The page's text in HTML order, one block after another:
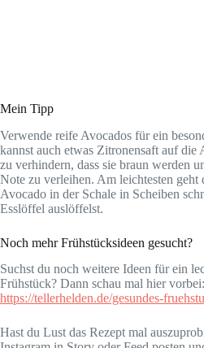
Mein Tipp
Verwende reife Avocados für ein
kannst auch etwas Zitronensaft auf die
zu verhindern, dass sie braun werden
Note zu verleihen. Am leichtesten
Avocado in der Schale in Scheiben
Esslöffel auslöffelst.
Noch mehr Frühstücksideen gesucht?
Suchst du noch weitere Ideen für ein
Frühstück? Dann schau mal hier vorbei:
https://tellerhelden.de/gesundes-
Hast du Lust das Rezept mal